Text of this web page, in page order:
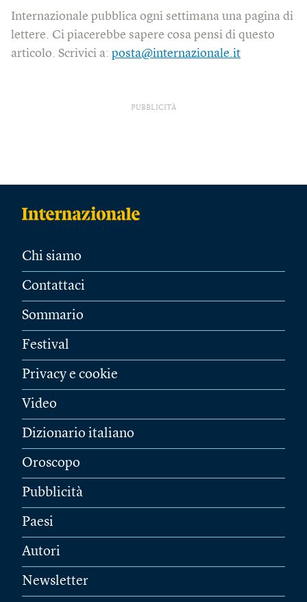
Internazionale pubblica ogni settimana una pagina di
lettere. Ci piacerebbe sapere cosa pensi di questo
articolo. Scrivici a: posta@internazionale.it
PUBBLICITÀ
Chi siamo
Contattaci
Sommario
Festival
Privacy e cookie
Video
Dizionario italiano
Oroscopo
Pubblicità
Paesi
Autori
Newsletter